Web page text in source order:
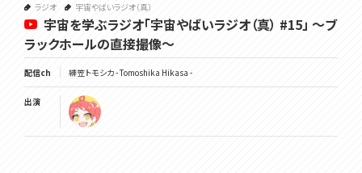
ラジオ 宇宙やばいラジオ（真）
宇宙を学ぶラジオ「宇宙やばいラジオ（真） #15」 ～ブ
ラックホールの直接撮像～
配信ch 緋笠トモシカ - Tomoshika Hikasa -
出演